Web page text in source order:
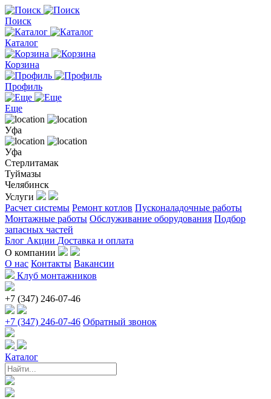
Поиск
Каталог
Корзина
Профиль
Еще
Уфа
Уфа
Стерлитамак
Туймазы
Челябинск
Услуги
Расчет системы Ремонт котлов Пусконаладочные работы
Монтажные работы Обслуживание оборудования Подбор
запасных частей
Блог Акции Доставка и оплата
О компании
О нас Контакты Вакансии
Клуб монтажников
+7 (347) 246-07-46
+7 (347) 246-07-46 Обратный звонок
Каталог